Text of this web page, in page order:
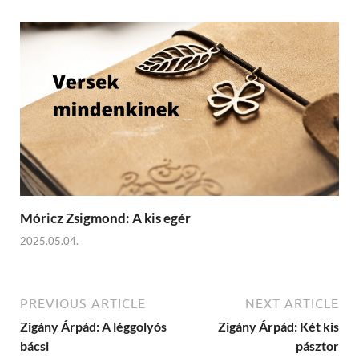
Móricz Zsigmond: A kis egér
2025.05.04.
PREVIOUS ARTICLE
Zigány Árpád: A léggolyós
bácsi
NEXT ARTICLE
Zigány Árpád: Két kis
pásztor